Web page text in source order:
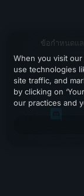
ข้อกำหนดแล
When you visit
use technologies
site traffic, and
by clicking on
our practices and